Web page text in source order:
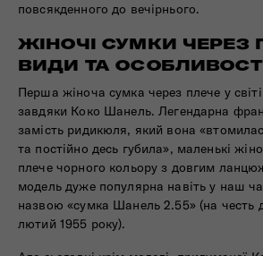
повсякденного до вечірнього.
ЖІНОЧІ СУМКИ ЧЕРЕЗ
ВИДИ ТА
Перша жіноча сумка через плече у
завдяки Коко Шанель. Легендарна
замість ридикюля, який вона
та постійно десь губила», маленькі
плече чорного кольору з довгим
модель дуже популярна навіть у наш
назвою «сумка Шанель 2.55» (на честь
лютий 1955 року).